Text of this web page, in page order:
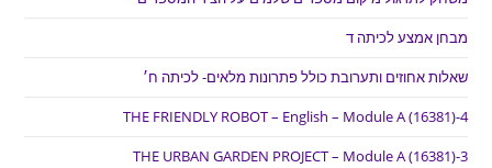
מבחן אמצע לכיתה ד
שאלות אחוזים ותערובת כולל פתרונות מלאים- לכיתה ח׳
THE FRIENDLY ROBOT – English – Module A (16381)-4
THE URBAN GARDEN PROJECT – Module A (16381)-3